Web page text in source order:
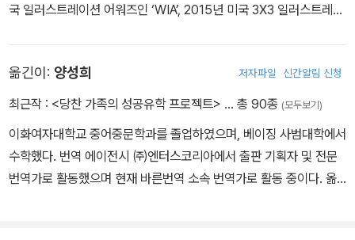
국 일러스트레이션 어워즈인 ‘WIA’, 2015년 미국 3X3 일러스트레이
옮긴이: 양성희 저자파일 신간알림 신청
최근작 : <당찬 가족의 성공유학 프로젝트> … 총 90종 (모두보기)
이화여자대학교 중어중문학과를 졸업하였으며, 베이징 사범대학에서
수학했다. 번역 에이전시 ㈜엔터스코리아에서 출판 기획자 및 전문
번역가로 활동했으며 현재 바른번역 소속 번역가로 활동 중이다. 옮